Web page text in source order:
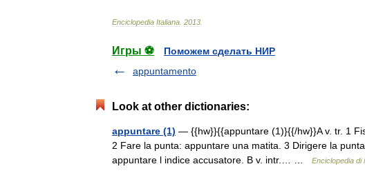
Enciclopedia Italiana 2013
Игры ⚽
Поможем сделать НИР
appuntamento
Look at other dictionaries:
appuntare (1) — {{hw}}{{appuntare (1)}{{/hw}}A v. tr. 1
2 Fare la punta: appuntare una matita. 3 Dirigere la
appuntare l indice accusatore. B v. intr.… …
Enciclopedia di